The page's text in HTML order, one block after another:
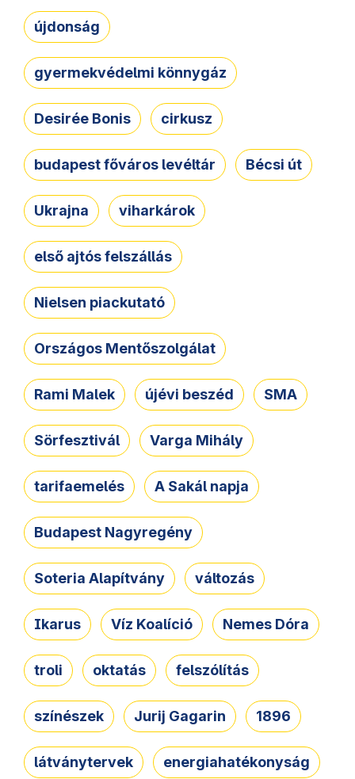
újdonság
gyermekvédelmi könnygáz
Desirée Bonis cirkusz
budapest főváros levéltár Bécsi út
Ukrajna viharkárok
első ajtós felszállás
Nielsen piackutató
Országos Mentőszolgálat
Rami Malek újévi beszéd SMA
Sörfesztivál Varga Mihály
tarifaemelés A Sakál napja
Budapest Nagyregény
Soteria Alapítvány változás
Ikarus Víz Koalíció Nemes Dóra
troli oktatás felszólítás
színészek Jurij Gagarin 1896
látványtervek energiahatékonyság